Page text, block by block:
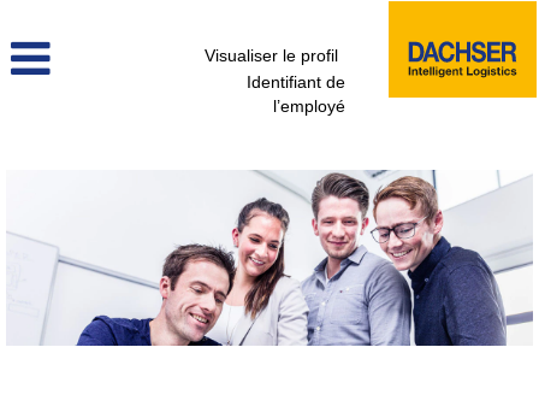
Visualiser le profil
Identifiant de
l’employé